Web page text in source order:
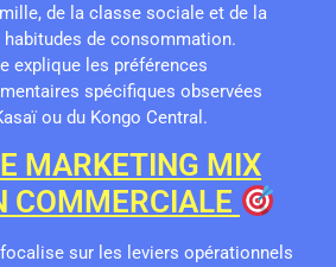
de la classe sociale et de la
de consommation.
explique les préférences
spécifiques observées
ou du Kongo Central.
MARKETING MIX
COMMERCIALE
sur les leviers opérationnels